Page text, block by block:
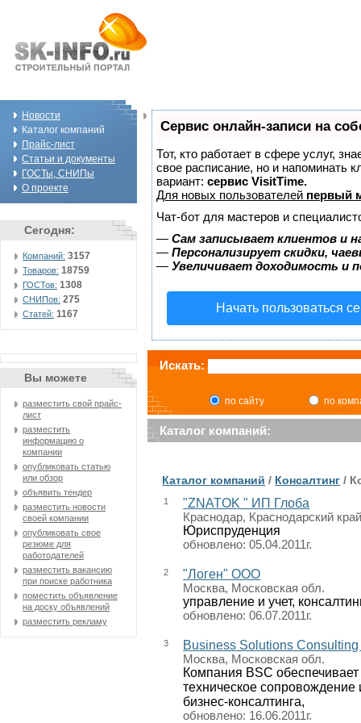
Новости
Каталог компаний
Прайс-лист
Статьи и документы
ГОСТы, СНИПы
О проекте
Сегодня:
Компаний: 3157
Товаров: 18759
ГОСТов: 1308
СНИПов: 275
Статей: 1167
Вы можете
разместить свой прайс-
лист
разместить
информацию о
компании
опубликовать статью
или обзор
объявить тендер
разместить новости
своей компании
опубликовать свое
резюме для
работодателей
разместить вакансию
при поиске работника
поместить объявление
на доску объявлений
разместить рекламу
Сервис онлайн-записи на
Тот, кто работает в сфере услуг,
свое расписание, но и
вариант: сервис VisitTime.
Для новых пользователей первый
Чат-бот для мастеров и
— Сам записывает клиентов и
— Персонализирует скидки,
— Увеличивает доходимость и
Начать пользоваться
Искать:
по сайту по
Каталог компаний:
Каталог компаний / Консалтинг /
1 "ZNATOK " ИП Глоба
Краснодар, Краснодарский
Юриспруденция
обновлено: 05.04.2011г.
2 "Логен" ООО
Москва, Московская обл.
управление и учет,
обновлено: 06.07.2011г.
3 Business Solutions
Москва, Московская обл.
Компания BSC
техническое
бизнес-консалтинга,
обновлено: 16.06.2011г.